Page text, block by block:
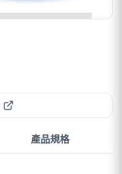
產品規格